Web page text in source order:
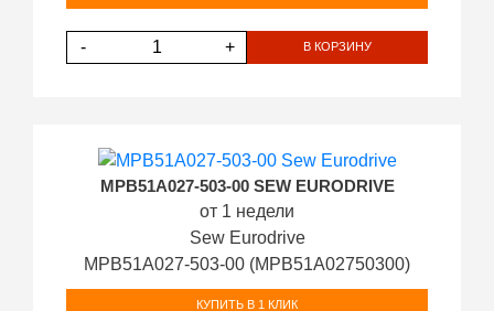
- + В КОРЗИНУ
MPB51A027-503-00 SEW EURODRIVE
от 1 недели
Sew Eurodrive
MPB51A027-503-00 (MPB51A02750300)
КУПИТЬ В 1 КЛИК